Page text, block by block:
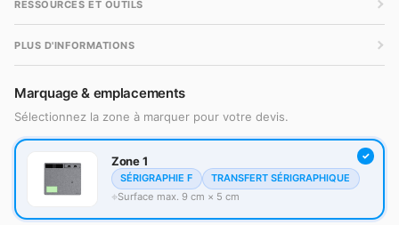
RESSOURCES ET OUTILS
PLUS D'INFORMATIONS
Marquage & emplacements
Sélectionnez la zone à marquer pour votre devis.
Zone 1
SÉRIGRAPHIE F
TRANSFERT SÉRIGRAPHIQUE
Surface max. 9 cm × 5 cm